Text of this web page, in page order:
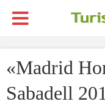
«Madrid
Sabadell